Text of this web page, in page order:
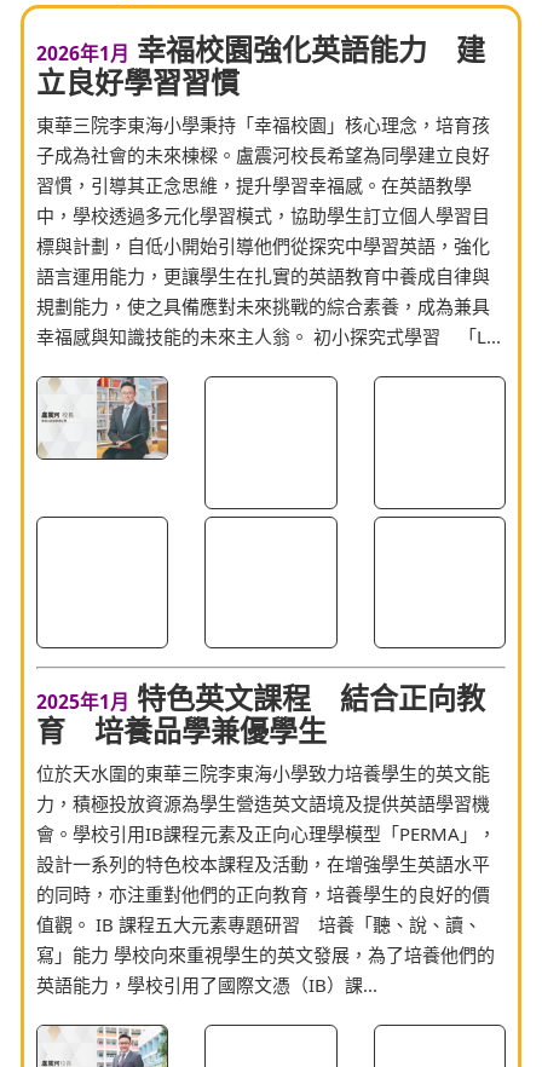
2026年1月 幸福校園強化英語能力 建
立良好學習習慣
東華三院李東海小學秉持「幸福校園」核心理念，培育孩
子成為社會的未來棟樑。盧震河校長希望為同學建立良好
習慣，引導其正念思維，提升學習幸福感。在英語教學
中，學校透過多元化學習模式，協助學生訂立個人學習目
標與計劃，自低小開始引導他們從探究中學習英語，強化
語言運用能力，更讓學生在扎實的英語教育中養成自律與
規劃能力，使之具備應對未來挑戰的綜合素養，成為兼具
幸福感與知識技能的未來主人翁。 初小探究式學習 「L...
2025年1月 特色英文課程 結合正向教
育 培養品學兼優學生
位於天水圍的東華三院李東海小學致力培養學生的英文能
力，積極投放資源為學生營造英文語境及提供英語學習機
會。學校引用IB課程元素及正向心理學模型「PERMA」，
設計一系列的特色校本課程及活動，在增強學生英語水平
的同時，亦注重對他們的正向教育，培養學生的良好的價
值觀。 IB 課程五大元素專題研習 培養「聽、說、讀、
寫」能力 學校向來重視學生的英文發展，為了培養他們的
英語能力，學校引用了國際文憑（IB）課...